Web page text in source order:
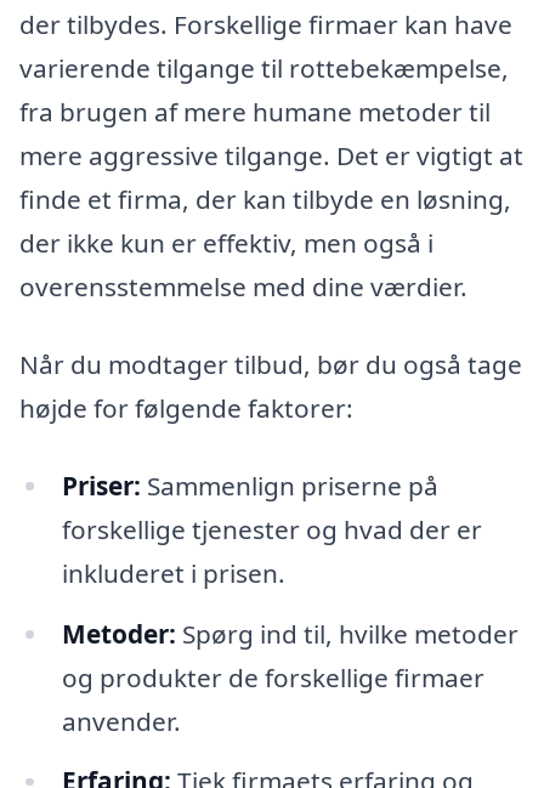
der tilbydes. Forskellige firmaer kan have
varierende tilgange til rottebekæmpelse,
fra brugen af mere humane metoder til
mere aggressive tilgange. Det er vigtigt at
finde et firma, der kan tilbyde en løsning,
der ikke kun er effektiv, men også i
overensstemmelse med dine værdier.
Når du modtager tilbud, bør du også tage
højde for følgende faktorer:
Priser: Sammenlign priserne på
forskellige tjenester og hvad der er
inkluderet i prisen.
Metoder: Spørg ind til, hvilke metoder
og produkter de forskellige firmaer
anvender.